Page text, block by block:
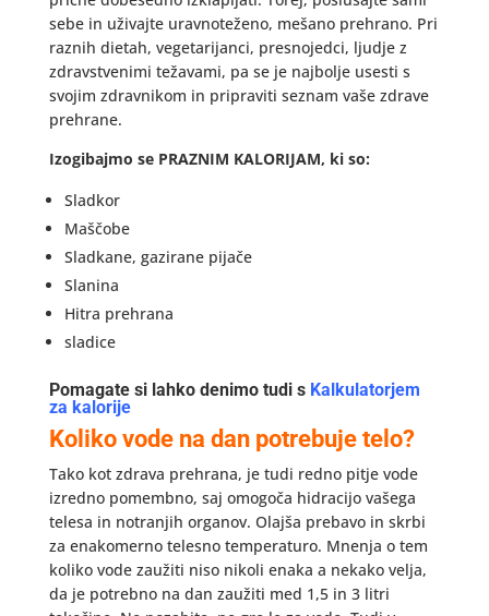
sebe in uživajte uravnoteženo, mešano prehrano. Pri
raznih dietah, vegetarijanci, presnojedci, ljudje z
zdravstvenimi težavami, pa se je najbolje usesti s
svojim zdravnikom in pripraviti seznam vaše zdrave
prehrane.
Izogibajmo se PRAZNIM KALORIJAM, ki so:
Sladkor
Maščobe
Sladkane, gazirane pijače
Slanina
Hitra prehrana
sladice
Pomagate si lahko denimo tudi s Kalkulatorjem
za kalorije
Koliko vode na dan potrebuje telo?
Tako kot zdrava prehrana, je tudi redno pitje vode
izredno pomembno, saj omogoča hidracijo vašega
telesa in notranjih organov. Olajša prebavo in skrbi
za enakomerno telesno temperaturo. Mnenja o tem
koliko vode zaužiti niso nikoli enaka a nekako velja,
da je potrebno na dan zaužiti med 1,5 in 3 litri